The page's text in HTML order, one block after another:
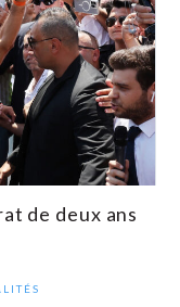
de deux ans